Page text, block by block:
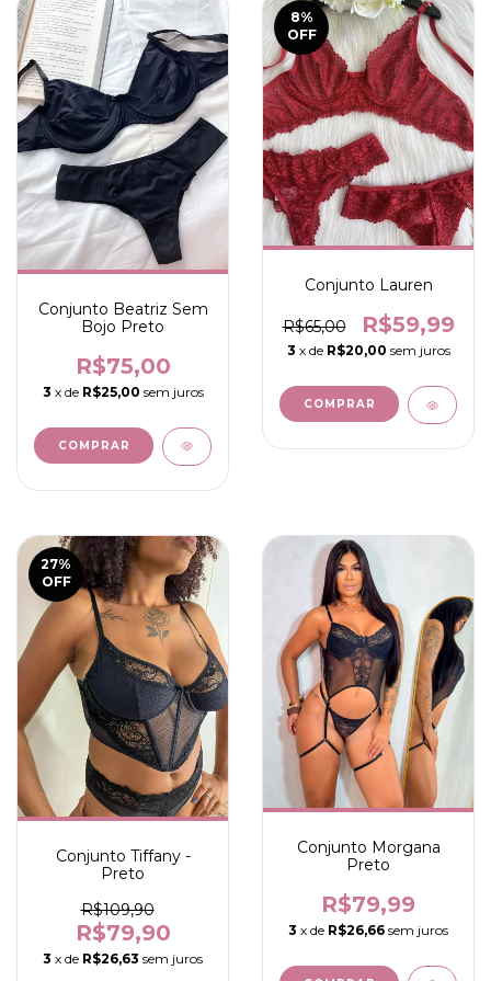
Conjunto Beatriz Sem
Bojo Preto
R$75,00
3 x de R$25,00 sem juros
COMPRAR
8%
OFF
Conjunto Lauren
R$65,00 R$59,99
3 x de R$20,00 sem juros
COMPRAR
27%
OFF
Conjunto Tiffany -
Preto
R$109,90
R$79,90
3 x de R$26,63 sem juros
Conjunto Morgana
Preto
R$79,99
3 x de R$26,66 sem juros